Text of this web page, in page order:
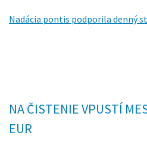
Nadácia pontis podporila denný
NA ČISTENIE VPUSTÍ
EUR